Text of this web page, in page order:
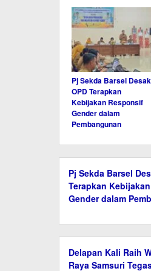
Pj Sekda Barsel Desak
OPD Terapkan
Kebijakan Responsif
Gender dalam
Pembangunan
Pj Sekda Barsel
Terapkan
Gender dalam
Delapan Kali Raih
Raya Samsuri